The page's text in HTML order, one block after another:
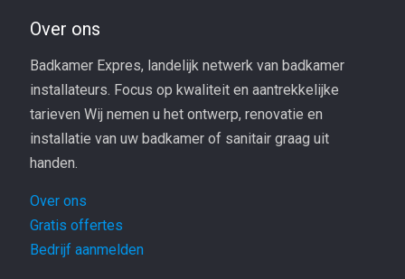
Over ons
Badkamer Expres, landelijk netwerk van badkamer
installateurs. Focus op kwaliteit en aantrekkelijke
tarieven Wij nemen u het ontwerp, renovatie en
installatie van uw badkamer of sanitair graag uit
handen.
Over ons
Gratis offertes
Bedrijf aanmelden